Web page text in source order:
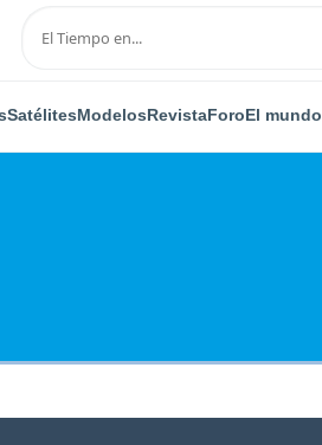
SatélitesModelosRevistaForoEl mundo